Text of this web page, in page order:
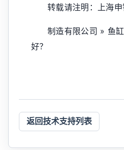
转载请注明：上海
制造有限公司 » 鱼
好？
返回技术支持列表